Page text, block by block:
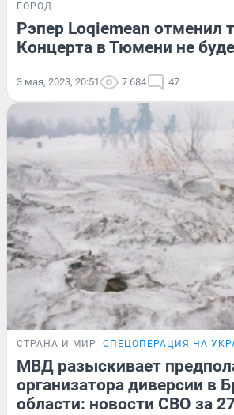
ГОРОД
Рэпер Loqiemean отменил
Концерта в Тюмени не
3 мая, 2023, 20:51 7 684 47
СТРАНА И МИР СПЕЦОПЕРАЦИЯ НА
МВД разыскивает
организатора диверсии в
области: новости СВО за